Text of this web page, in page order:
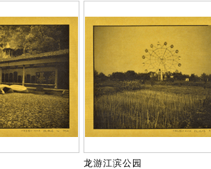
龙游江滨公园